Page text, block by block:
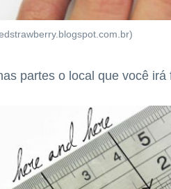
partes o local que você